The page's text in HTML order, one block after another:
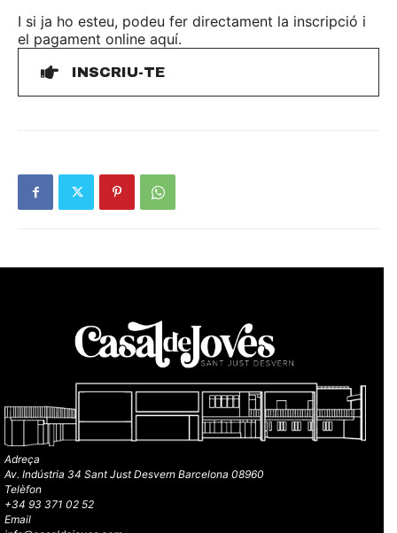
I si ja ho esteu, podeu fer directament la inscripció i
el pagament online aquí.
INSCRIU-TE
Adreça
Av. Indústria 34 Sant Just Desvern Barcelona 08960
Telèfon
+34 93 371 02 52
Email